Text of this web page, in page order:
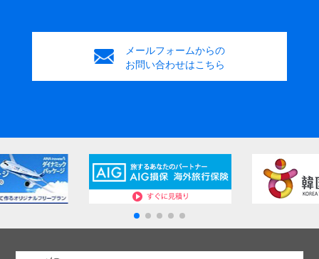
メールフォームからの
お問い合わせはこちら